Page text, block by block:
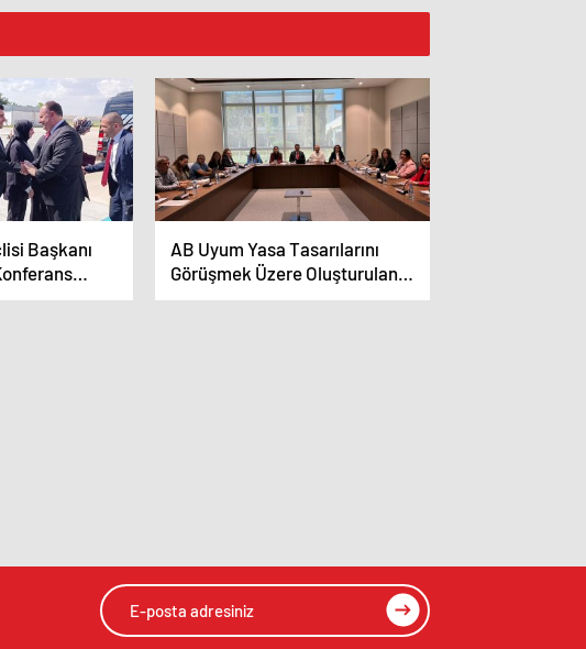
Başkanı
Gitti
AB Uyum Yasa Tasarılarını
Görüşmek Üzere Oluşturulan
Geçici ve Özel Komite bugün